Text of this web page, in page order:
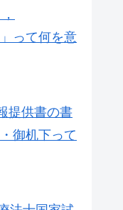
」って何を意
提供書の書
御机下って